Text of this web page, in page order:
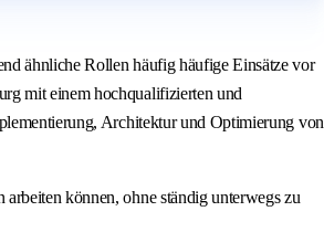
ähnliche Rollen häufig häufige Einsätze vor
mit einem hochqualifizierten und
Architektur und Optimierung von
können, ohne ständig unterwegs zu